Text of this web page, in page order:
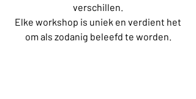
verschillen.
Elke workshop is uniek en verdient het
om als zodanig beleefd te worden.